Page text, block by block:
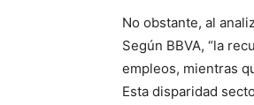
No obstante, al
Según BBVA, “la
empleos, mientras
Esta disparidad